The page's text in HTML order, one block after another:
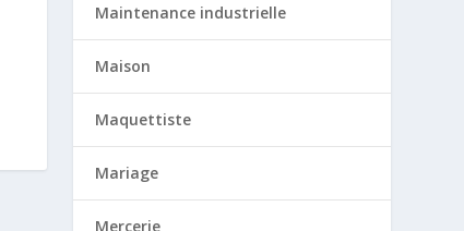
Maintenance industrielle
Maison
Maquettiste
Mariage
Mercerie